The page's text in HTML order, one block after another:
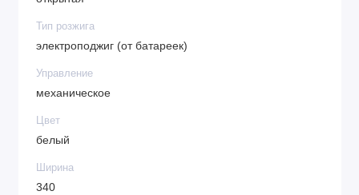
Тип розжига
электроподжиг (от батареек)
Управление
механическое
Цвет
белый
Ширина
340